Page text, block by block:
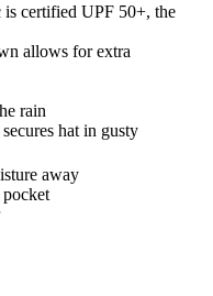
certified UPF 50+, the
allows for extra
rain
hat in gusty
away
pocket